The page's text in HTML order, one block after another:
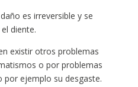
es irreversible y se
diente.
existir otros problemas
o por problemas
ejemplo su desgaste.